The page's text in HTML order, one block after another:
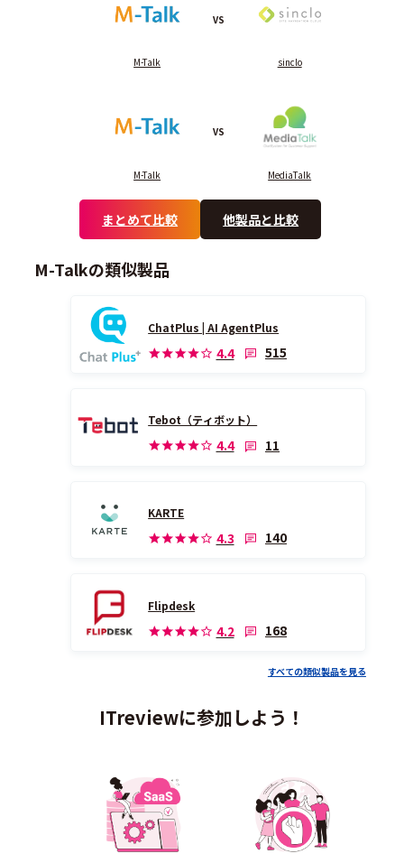
M-Talk
VS
sinclo
M-Talk
VS
MediaTalk
まとめて比較 他製品と比較
M-Talkの類似製品
ChatPlus | AI AgentPlus
4.4 515
Tebot（ティボット）
4.4 11
KARTE
4.3 140
Flipdesk
4.2 168
すべての類似製品を見る
ITreviewに参加しよう！